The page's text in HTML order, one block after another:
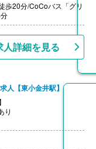
歩20分/CoCoバス「グリ
人詳細を見る
人【東小金井駅】
り